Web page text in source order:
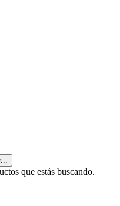
que estás buscando.